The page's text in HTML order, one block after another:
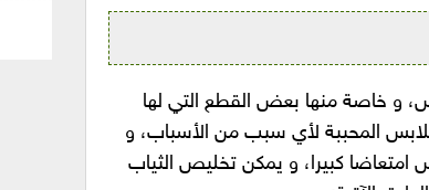
و خاصة منها بعض القطع التي لها
المحببة لأي سبب من الأسباب، و
كبيرا، و يمكن تخليص الثياب